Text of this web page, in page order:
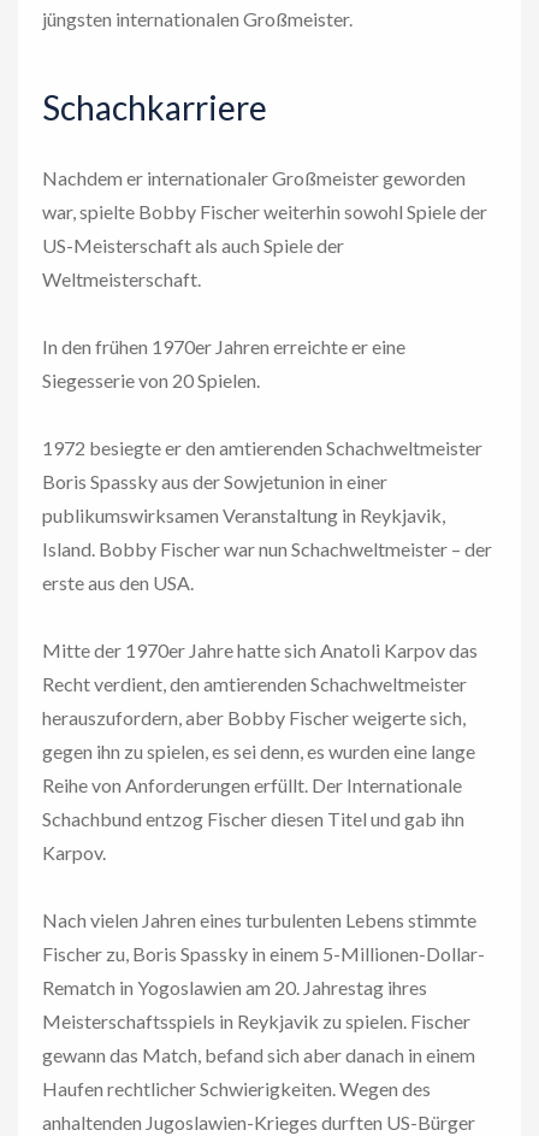
jüngsten internationalen Großmeister.
Schachkarriere
Nachdem er internationaler Großmeister geworden
war, spielte Bobby Fischer weiterhin sowohl Spiele der
US-Meisterschaft als auch Spiele der
Weltmeisterschaft.
In den frühen 1970er Jahren erreichte er eine
Siegesserie von 20 Spielen.
1972 besiegte er den amtierenden Schachweltmeister
Boris Spassky aus der Sowjetunion in einer
publikumswirksamen Veranstaltung in Reykjavik,
Island. Bobby Fischer war nun Schachweltmeister – der
erste aus den USA.
Mitte der 1970er Jahre hatte sich Anatoli Karpov das
Recht verdient, den amtierenden Schachweltmeister
herauszufordern, aber Bobby Fischer weigerte sich,
gegen ihn zu spielen, es sei denn, es wurden eine lange
Reihe von Anforderungen erfüllt. Der Internationale
Schachbund entzog Fischer diesen Titel und gab ihn
Karpov.
Nach vielen Jahren eines turbulenten Lebens stimmte
Fischer zu, Boris Spassky in einem 5-Millionen-Dollar-
Rematch in Yogoslawien am 20. Jahrestag ihres
Meisterschaftsspiels in Reykjavik zu spielen. Fischer
gewann das Match, befand sich aber danach in einem
Haufen rechtlicher Schwierigkeiten. Wegen des
anhaltenden Jugoslawien-Krieges durften US-Bürger